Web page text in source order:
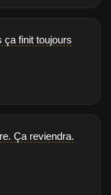
ça finit toujours
Ça reviendra.